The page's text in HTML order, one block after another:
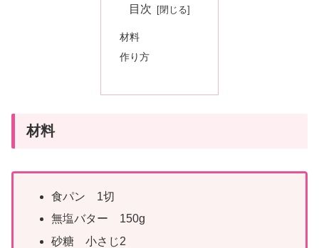
目次
材料
作り方
材料
食パン 1切
無塩バター 150g
砂糖 小さじ2